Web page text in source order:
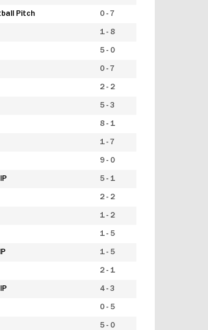
Pitch 0 - 7
1 - 8
5 - 0
0 - 7
2 - 2
5 - 3
8 - 1
1 - 7
9 - 0
5 - 1
2 - 2
1 - 2
1 - 5
1 - 5
2 - 1
4 - 3
0 - 5
5 - 0